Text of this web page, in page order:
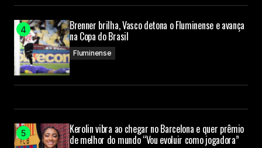
Brenner brilha, Vasco detona o Fluminense e avança
na Copa do Brasil
Fluminense
Kerolin vibra ao chegar no Barcelona e quer prêmio
de melhor do mundo “Vou evoluir como jogadora”